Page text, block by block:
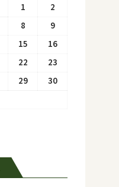
1
2
8
9
15
16
22
23
29
30